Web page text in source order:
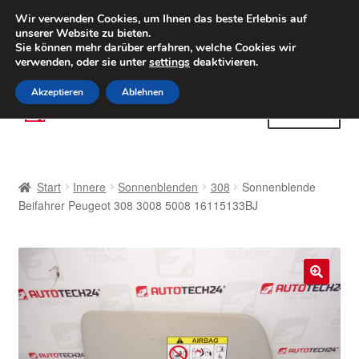
LIEFERUNG ab 6 EUR
Weltweiter Versand
(800) 500 564Mo-Fr 9-16 Uhr
Zur
Navigation
Zum
Inhalt
AGB
Beschwerdeordnung
Start Innere Sonnenblenden 308
Sonnenblende
Beifahrer Peugeot 308 3008 5008 16115133BJ
🔍
Wir verwenden Cookies, um Ihnen das beste Erlebnis auf
unserer Website zu bieten.
Sie können mehr darüber erfahren, welche Cookies wir
verwenden, oder sie untersettings deaktivieren.
Akzeptieren Ablehnen